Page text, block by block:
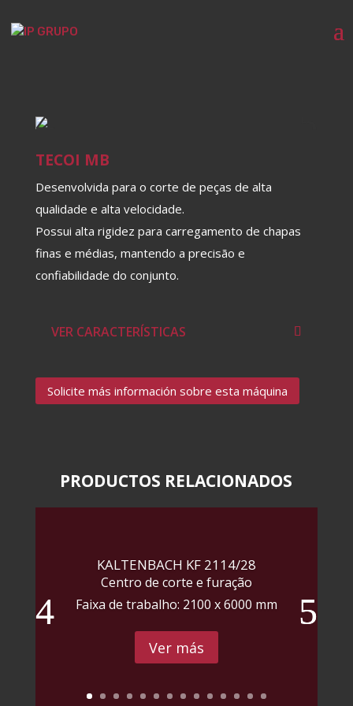
TECOI MB
Desenvolvida para o corte de peças de alta
qualidade e alta velocidade.
Possui alta rigidez para carregamento de chapas
finas e médias, mantendo a precisão e
confiabilidade do conjunto.
VER CARACTERÍSTICAS
Solicite más información sobre esta máquina
PRODUCTOS RELACIONADOS
KALTENBACH KF 2114/28
Centro de corte e furação
Faixa de trabalho: 2100 x 6000 mm
Ver más